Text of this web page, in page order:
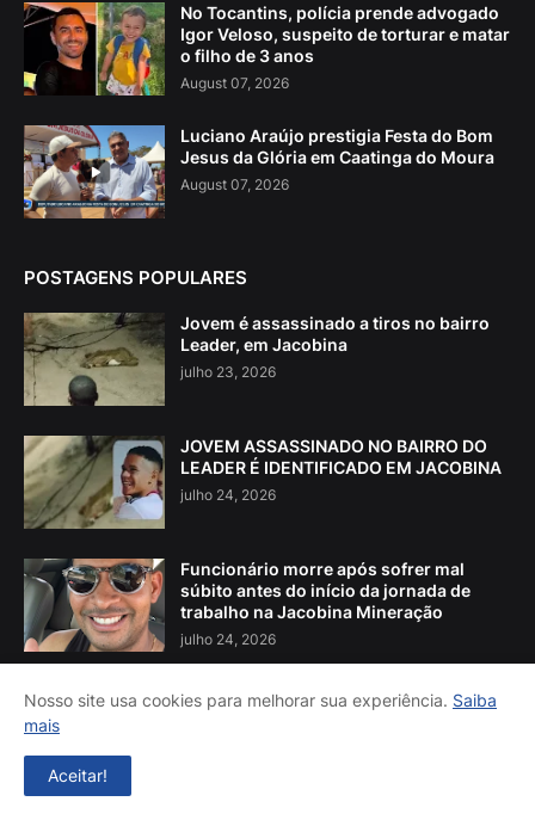
No Tocantins, polícia prende advogado
Igor Veloso, suspeito de torturar e matar
o filho de 3 anos
August 07, 2026
Luciano Araújo prestigia Festa do Bom
Jesus da Glória em Caatinga do Moura
August 07, 2026
POSTAGENS POPULARES
Jovem é assassinado a tiros no bairro
Leader, em Jacobina
julho 23, 2026
JOVEM ASSASSINADO NO BAIRRO DO
LEADER É IDENTIFICADO EM JACOBINA
julho 24, 2026
Funcionário morre após sofrer mal
súbito antes do início da jornada de
trabalho na Jacobina Mineração
julho 24, 2026
Nosso site usa cookies para melhorar sua experiência. Saiba
mais
Aceitar!